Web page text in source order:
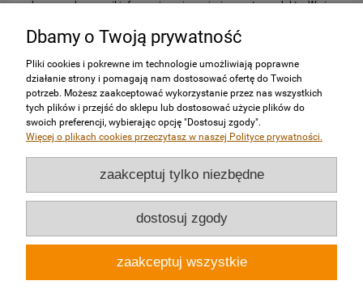
wskazany adres email informację o nieprzyjęciu zwrotu produktu. W ciągu
Zakupy
Pomoc
Moje konto
Informacje
Dbamy o Twoją prywatność
Pliki cookies i pokrewne im technologie umożliwiają poprawne
działanie strony i pomagają nam dostosować ofertę do Twoich
potrzeb. Możesz zaakceptować wykorzystanie przez nas wszystkich
tych plików i przejść do sklepu lub dostosować użycie plików do
swoich preferencji, wybierając opcję "Dostosuj zgody".
Więcej o plikach cookies przeczytasz w naszej Polityce prywatności.
zaakceptuj tylko niezbędne
dostosuj zgody
zaakceptuj wszystkie